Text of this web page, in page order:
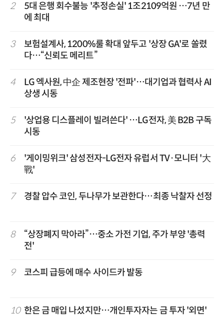
2
5대 은행 회수불능 '추정손실' 1조2109억원 …7년 만
에 최대
3
보험설계사, 1200%룰 확대 앞두고 '상장 GA'로 쏠렸
다…“신뢰도 메리트”
4
LG 엑사원, 中企 제조현장 '전파'…대기업과 협력사 AI
상생 시동
5
'상업용 디스플레이 빌려쓴다' …LG전자, 美 B2B 구독
시동
6
'게이밍위크' 삼성전자-LG전자 유럽서 TV·모니터 '大
戰'
7 경찰 압수 코인, 두나무가 보관한다…최종 낙찰자 선정
8
“상장폐지 막아라”…중소 가전 기업, 주가 부양 '총력
전'
9 코스피 급등에 매수 사이드카 발동
10 한은 금 매입 나섰지만…개인투자자는 금 투자 '외면'